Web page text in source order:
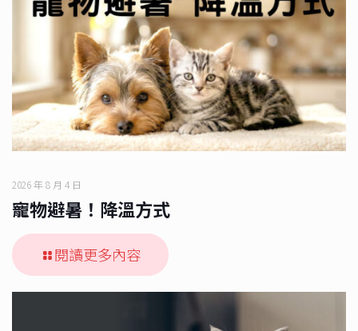
2026 年 8 月 4 日
寵物避暑！降溫方式
閱讀更多內容